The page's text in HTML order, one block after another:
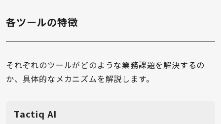
各ツールの特徴
それぞれのツールがどのような業務課題を解決するの
か、具体的なメカニズムを解説します。
Tactiq AI